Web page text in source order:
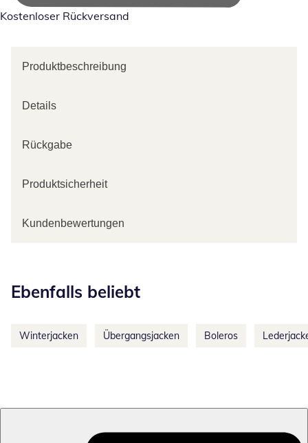
Kostenloser Rückversand
Produktbeschreibung
Details
Rückgabe
Produktsicherheit
Kundenbewertungen
Ebenfalls beliebt
Winterjacken Übergangsjacken Boleros